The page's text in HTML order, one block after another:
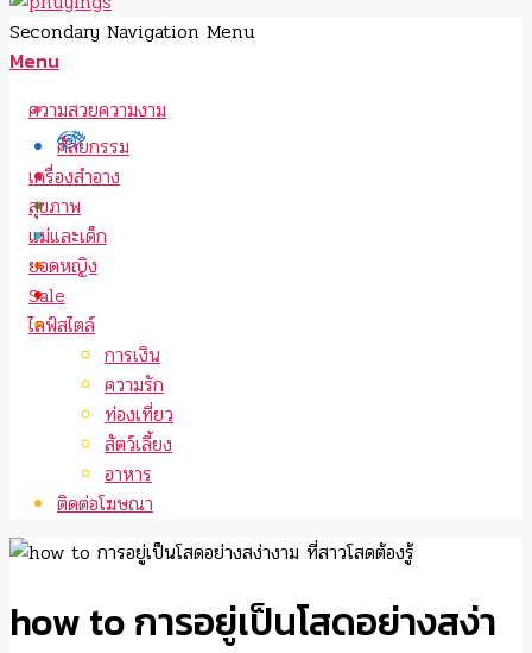
Secondary Navigation Menu
Menu
ความสวยความงาม
ศัลยกรรม
เครื่องสำอาง
สุขภาพ
แม่และเด็ก
ยอดหญิง
Sale
ไลฟ์สไตล์
การเงิน
ความรัก
ท่องเที่ยว
สัตว์เลี้ยง
อาหาร
ติดต่อโฆษณา
how to การอยู่เป็นโสดอย่างสง่า